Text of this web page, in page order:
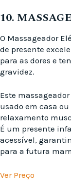
10.
O Massageador
de presente
para as dores e
gravidez.
Este
usado em casa
relaxamento
É um presente
acessível,
para a futura
Ver Preço